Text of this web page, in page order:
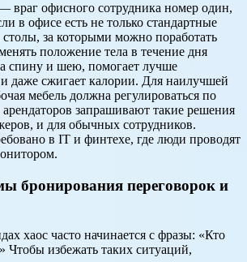
враг офисного сотрудника номер один,
в офисе есть не только стандартные
столы, за которыми можно поработать
положение тела в течение дня
спину и шею, помогает лучше
и даже сжигает калории. Для наилучшей
мебель должна регулироваться по
запрашивают такие решения
и для обычных сотрудников.
в IT и финтехе, где люди проводят
бронирования переговорок и
хаос часто начинается с фразы: «Кто
Чтобы избежать таких ситуаций,